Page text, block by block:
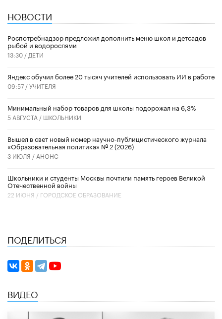
НОВОСТИ
Роспотребнадзор предложил дополнить меню школ и детсадов
рыбой и водорослями
13:30 / ДЕТИ
​Яндекс обучил более 20 тысяч учителей использовать ИИ в работе
09:57 /УЧИТЕЛЯ
Минимальный набор товаров для школы подорожал на 6,3%
5 АВГУСТА / ШКОЛЬНИКИ
Вышел в свет новый номер научно-публицистического журнала
«Образовательная политика» № 2 (2026)
3 ИЮЛЯ / АНОНС
Школьники и студенты Москвы почтили память героев Великой
Отечественной войны
22 ИЮНЯ / ГОРОДСКОЕ ОБРАЗОВАНИЕ
ПОДЕЛИТЬСЯ
ВИДЕО